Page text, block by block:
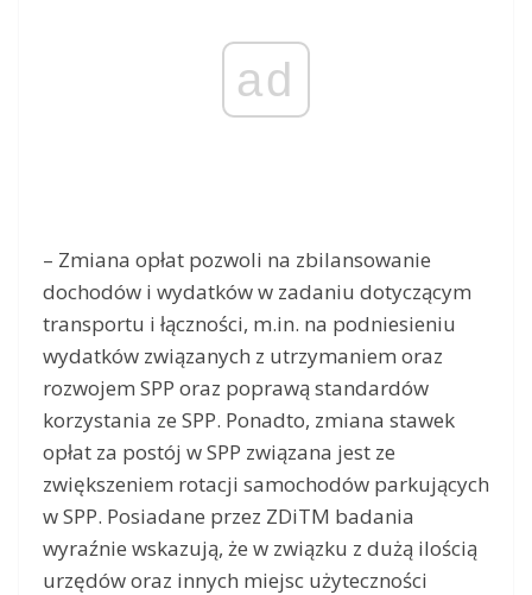
ad
– Zmiana opłat pozwoli na zbilansowanie
dochodów i wydatków w zadaniu dotyczącym
transportu i łączności, m.in. na podniesieniu
wydatków związanych z utrzymaniem oraz
rozwojem SPP oraz poprawą standardów
korzystania ze SPP. Ponadto, zmiana stawek
opłat za postój w SPP związana jest ze
zwiększeniem rotacji samochodów parkujących
w SPP. Posiadane przez ZDiTM badania
wyraźnie wskazują, że w związku z dużą ilością
urzędów oraz innych miejsc użyteczności